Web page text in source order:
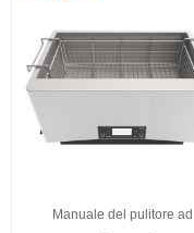
Manuale del pulitore ad